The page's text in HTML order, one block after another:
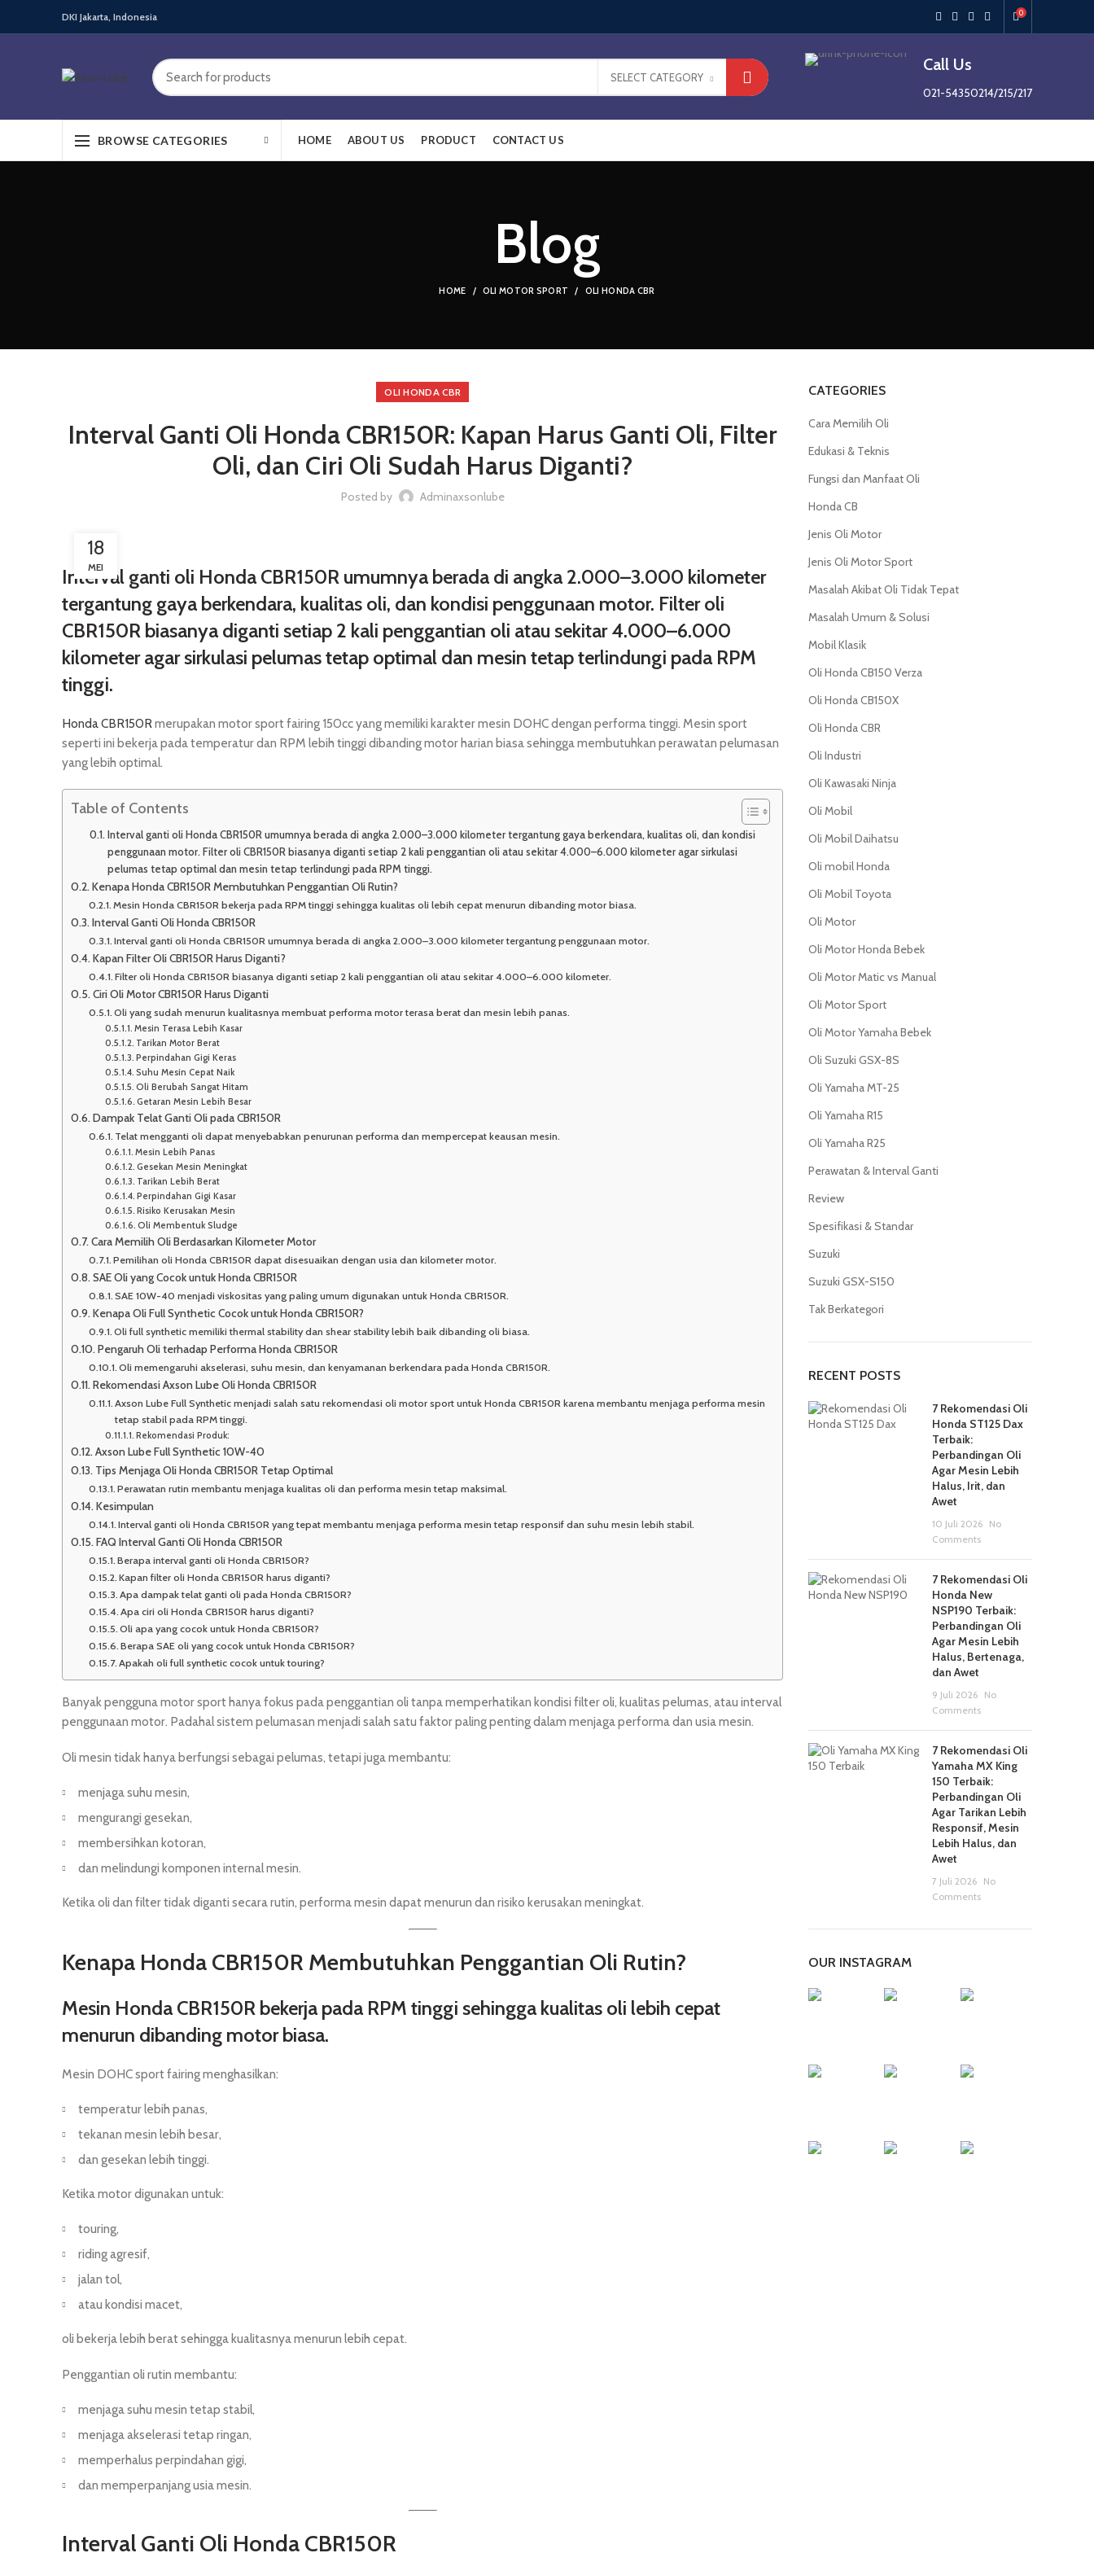
DKI Jakarta, Indonesia 0
SELECT CATEGORY
Call Us
021-54350214/215/217
BROWSE CATEGORIES HOME ABOUT US PRODUCT CONTACT US
Blog
HOME OLI MOTOR SPORT OLI HONDA CBR
OLI HONDA CBR
Interval Ganti Oli Honda CBR150R: Kapan Harus Ganti Oli, Filter
Oli, dan Ciri Oli Sudah Harus Diganti?
Posted by Adminaxsonlube
18
MEI
Interval ganti oli Honda CBR150R umumnya berada di angka 2.000–3.000 kilometer
tergantung gaya berkendara, kualitas oli, dan kondisi penggunaan motor. Filter oli
CBR150R biasanya diganti setiap 2 kali penggantian oli atau sekitar 4.000–6.000
kilometer agar sirkulasi pelumas tetap optimal dan mesin tetap terlindungi pada RPM
tinggi.
Honda CBR150Rmerupakan motor sport fairing 150cc yang memiliki karakter mesin DOHC dengan performa tinggi. Mesin sport
seperti ini bekerja pada temperatur dan RPM lebih tinggi dibanding motor harian biasa sehingga membutuhkan perawatan pelumasan
yang lebih optimal.
Table of Contents
Interval ganti oli Honda CBR150R umumnya berada di angka 2.000–3.000 kilometer tergantung gaya berkendara, kualitas oli, dan kondisi
penggunaan motor. Filter oli CBR150R biasanya diganti setiap 2 kali penggantian oli atau sekitar 4.000–6.000 kilometer agar sirkulasi
pelumas tetap optimal dan mesin tetap terlindungi pada RPM tinggi.
Kenapa Honda CBR150R Membutuhkan Penggantian Oli Rutin?
Mesin Honda CBR150R bekerja pada RPM tinggi sehingga kualitas oli lebih cepat menurun dibanding motor biasa.
Interval Ganti Oli Honda CBR150R
Interval ganti oli Honda CBR150R umumnya berada di angka 2.000–3.000 kilometer tergantung penggunaan motor.
Kapan Filter Oli CBR150R Harus Diganti?
Filter oli Honda CBR150R biasanya diganti setiap 2 kali penggantian oli atau sekitar 4.000–6.000 kilometer.
Ciri Oli Motor CBR150R Harus Diganti
Oli yang sudah menurun kualitasnya membuat performa motor terasa berat dan mesin lebih panas.
Mesin Terasa Lebih Kasar
Tarikan Motor Berat
Perpindahan Gigi Keras
Suhu Mesin Cepat Naik
Oli Berubah Sangat Hitam
Getaran Mesin Lebih Besar
Dampak Telat Ganti Oli pada CBR150R
Telat mengganti oli dapat menyebabkan penurunan performa dan mempercepat keausan mesin.
Mesin Lebih Panas
Gesekan Mesin Meningkat
Tarikan Lebih Berat
Perpindahan Gigi Kasar
Risiko Kerusakan Mesin
Oli Membentuk Sludge
Cara Memilih Oli Berdasarkan Kilometer Motor
Pemilihan oli Honda CBR150R dapat disesuaikan dengan usia dan kilometer motor.
SAE Oli yang Cocok untuk Honda CBR150R
SAE 10W-40 menjadi viskositas yang paling umum digunakan untuk Honda CBR150R.
Kenapa Oli Full Synthetic Cocok untuk Honda CBR150R?
Oli full synthetic memiliki thermal stability dan shear stability lebih baik dibanding oli biasa.
Pengaruh Oli terhadap Performa Honda CBR150R
Oli memengaruhi akselerasi, suhu mesin, dan kenyamanan berkendara pada Honda CBR150R.
Rekomendasi Axson Lube Oli Honda CBR150R
Axson Lube Full Synthetic menjadi salah satu rekomendasi oli motor sport untuk Honda CBR150R karena membantu menjaga performa mesin
tetap stabil pada RPM tinggi.
Rekomendasi Produk:
Axson Lube Full Synthetic 10W-40
Tips Menjaga Oli Honda CBR150R Tetap Optimal
Perawatan rutin membantu menjaga kualitas oli dan performa mesin tetap maksimal.
Kesimpulan
Interval ganti oli Honda CBR150R yang tepat membantu menjaga performa mesin tetap responsif dan suhu mesin lebih stabil.
FAQ Interval Ganti Oli Honda CBR150R
Berapa interval ganti oli Honda CBR150R?
Kapan filter oli Honda CBR150R harus diganti?
Apa dampak telat ganti oli pada Honda CBR150R?
Apa ciri oli Honda CBR150R harus diganti?
Oli apa yang cocok untuk Honda CBR150R?
Berapa SAE oli yang cocok untuk Honda CBR150R?
Apakah oli full synthetic cocok untuk touring?
Banyak pengguna motor sport hanya fokus pada penggantian oli tanpa memperhatikan kondisi filter oli, kualitas pelumas, atau interval
penggunaan motor. Padahal sistem pelumasan menjadi salah satu faktor paling penting dalam menjaga performa dan usia mesin.
Oli mesin tidak hanya berfungsi sebagai pelumas, tetapi juga membantu:
menjaga suhu mesin,
mengurangi gesekan,
membersihkan kotoran,
dan melindungi komponen internal mesin.
Ketika oli dan filter tidak diganti secara rutin, performa mesin dapat menurun dan risiko kerusakan meningkat.
Kenapa Honda CBR150R Membutuhkan Penggantian Oli Rutin?
Mesin Honda CBR150R bekerja pada RPM tinggi sehingga kualitas oli lebih cepat
menurun dibanding motor biasa.
Mesin DOHC sport fairing menghasilkan:
temperatur lebih panas,
tekanan mesin lebih besar,
dan gesekan lebih tinggi.
Ketika motor digunakan untuk:
touring,
riding agresif,
jalan tol,
atau kondisi macet,
oli bekerja lebih berat sehingga kualitasnya menurun lebih cepat.
Penggantian oli rutin membantu:
menjaga suhu mesin tetap stabil,
menjaga akselerasi tetap ringan,
memperhalus perpindahan gigi,
dan memperpanjang usia mesin.
Interval Ganti Oli Honda CBR150R
CATEGORIES
Cara Memilih Oli
Edukasi & Teknis
Fungsi dan Manfaat Oli
Honda CB
Jenis Oli Motor
Jenis Oli Motor Sport
Masalah Akibat Oli Tidak Tepat
Masalah Umum & Solusi
Mobil Klasik
Oli Honda CB150 Verza
Oli Honda CB150X
Oli Honda CBR
Oli Industri
Oli Kawasaki Ninja
Oli Mobil
Oli Mobil Daihatsu
Oli mobil Honda
Oli Mobil Toyota
Oli Motor
Oli Motor Honda Bebek
Oli Motor Matic vs Manual
Oli Motor Sport
Oli Motor Yamaha Bebek
Oli Suzuki GSX-8S
Oli Yamaha MT-25
Oli Yamaha R15
Oli Yamaha R25
Perawatan & Interval Ganti
Review
Spesifikasi & Standar
Suzuki
Suzuki GSX-S150
Tak Berkategori
RECENT POSTS
7 Rekomendasi Oli
Honda ST125 Dax
Terbaik:
Perbandingan Oli
Agar Mesin Lebih
Halus, Irit, dan
Awet
10 Juli 2026 No
Comments
7 Rekomendasi Oli
Honda New
NSP190 Terbaik:
Perbandingan Oli
Agar Mesin Lebih
Halus, Bertenaga,
dan Awet
9 Juli 2026 No
Comments
7 Rekomendasi Oli
Yamaha MX King
150 Terbaik:
Perbandingan Oli
Agar Tarikan Lebih
Responsif, Mesin
Lebih Halus, dan
Awet
7 Juli 2026 No
Comments
OUR INSTAGRAM